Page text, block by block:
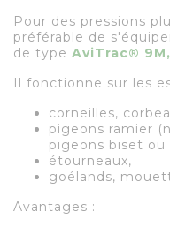
Pour des pressions
préférable de
de type AviTrac®
Il fonctionne sur les
corneilles,
pigeons ramier
pigeons biset ou
étourneaux,
goélands,
Avantages :